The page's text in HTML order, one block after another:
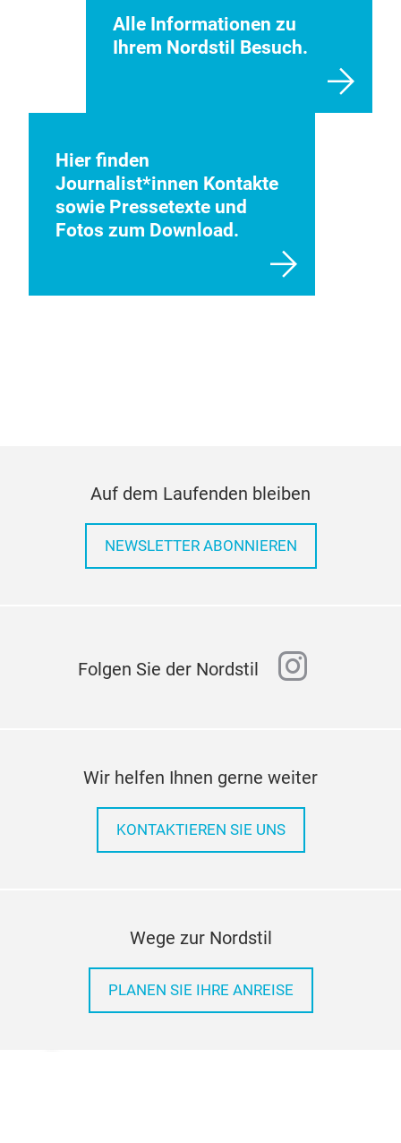
Alle Informationen zu
Ihrem Nordstil Besuch.
Hier finden
Journalist*innen Kontakte
sowie Pressetexte und
Fotos zum Download.
Auf dem Laufenden bleiben
NEWSLETTER ABONNIEREN
Folgen Sie der Nordstil
Wir helfen Ihnen gerne weiter
KONTAKTIEREN SIE UNS
Wege zur Nordstil
PLANEN SIE IHRE ANREISE